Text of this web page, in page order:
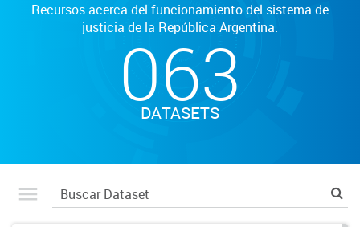
Recursos acerca del funcionamiento del sistema de
justicia de la República Argentina.
063
DATASETS